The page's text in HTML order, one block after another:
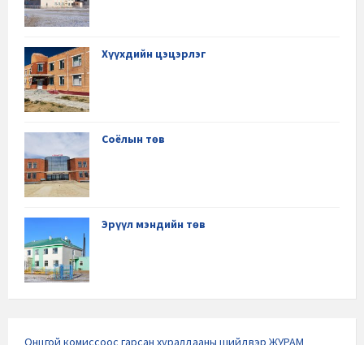
Хүүхдийн цэцэрлэг
Соёлын төв
Эрүүл мэндийн төв
Онцгой комиссоос гарсан хуралдааны шийдвэр ЖУРАМ